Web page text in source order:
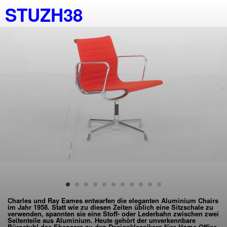
STUZH38
Charles und Ray Eames entwarfen die eleganten Aluminium Chairs
im Jahr 1958. Statt wie zu diesen Zeiten üblich eine Sitzschale zu
verwenden, spannten sie eine Stoff- oder Lederbahn zwischen zwei
Seitenteile aus Aluminium. Heute gehört der unverkennbare